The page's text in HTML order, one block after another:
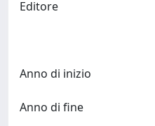
Editore
Anno di inizio
Anno di fine